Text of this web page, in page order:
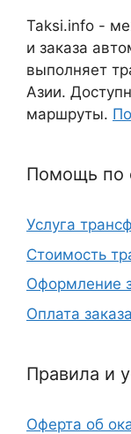
Taksi.info -
и заказа
выполняет
Азии.
маршруты.
Помощь по
Услуга
Стоимость
Оформление
Оплата заказа
Правила и
Оферта об